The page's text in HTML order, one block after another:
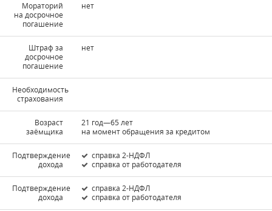
Мораторий
на досрочное
погашение
нет
Штраф за
досрочное
погашение
нет
Необходимость
страхования
Возраст
заёмщика
21 год—65 лет
на момент обращения за кредитом
Подтверждение
дохода
справка 2-НДФЛ
справка от работодателя
Подтверждение
дохода
справка 2-НДФЛ
справка от работодателя